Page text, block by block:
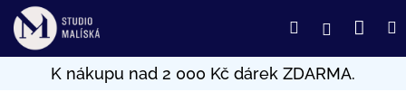
Přejít
obsah
HledatPřihlášení